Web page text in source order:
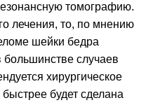
томографию.
лечения, то, по мнению
шейки бедра
случаев
хирургическое
будет сделана